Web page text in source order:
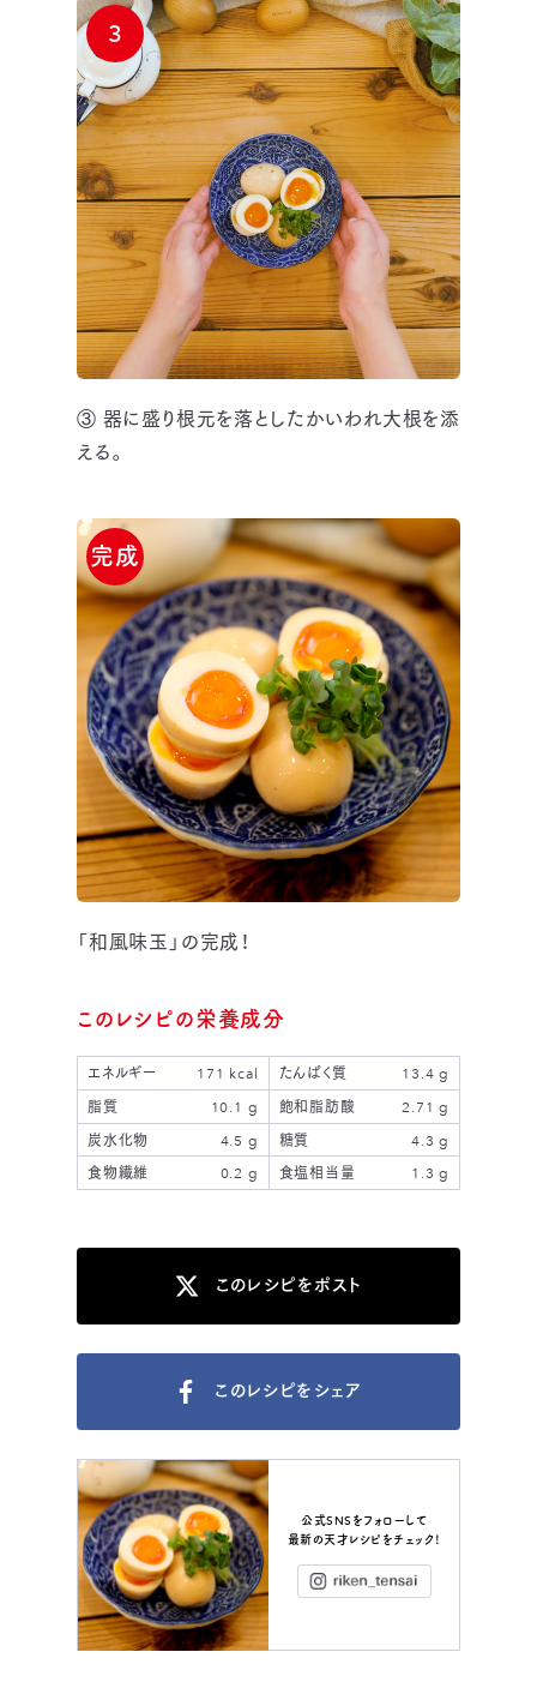
③ 器に盛り根元を落としたかいわれ大根を添
える。
3
「和風味玉」の完成！
完成
このレシピの栄養成分
エネルギー 171 kcal たんぱく質
13.4 g
脂質
10.1 g 飽和脂肪酸
2.71 g
炭水化物
4.5 g 糖質
4.3 g
食物繊維
0.2 g 食塩相当量 1.3 g
このレシピをポスト
このレシピをシェア
公式SNSをフォローして
最新の天才レシピをチェック！